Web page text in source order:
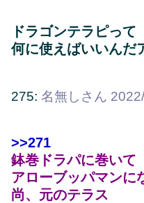
ドラゴンテラピって
何に使えばいいんだ
275: 名無しさん
>>271
鉢巻ドラパに巻いて
アローブッパマンに
尚、元のテラス